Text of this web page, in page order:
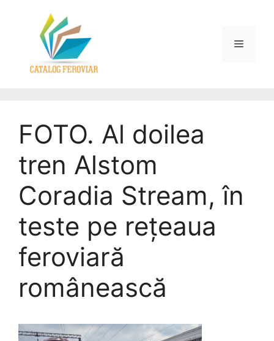
FOTO. Al doilea
tren Alstom
Coradia Stream, în
teste pe rețeaua
feroviară
românească